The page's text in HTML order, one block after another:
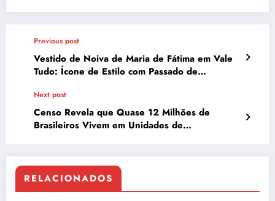
Previous post
Vestido de Noiva de Maria de Fátima em Vale
Tudo: Ícone de Estilo com Passado de
Next post
Censo Revela que Quase 12 Milhões de
Brasileiros Vivem em Unidades de
RELACIONADOS